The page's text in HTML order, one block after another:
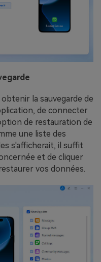
la sauvegarde de
de connecter
de restauration de
une liste des
s'afficherait, il suffit
et de cliquer
vos données.